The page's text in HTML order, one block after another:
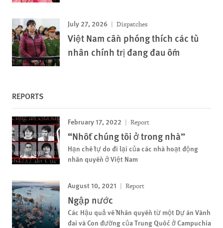
July 27, 2026 Dispatches
Việt Nam cần phóng thích các tù
nhân chính trị đang đau ốm
REPORTS
February 17, 2022 Report
“Nhốt chúng tôi ở trong nhà”
Hạn chế tự do đi lại của các nhà hoạt động
nhân quyền ở Việt Nam
August 10, 2021 Report
Ngập nước
Các Hậu quả về Nhân quyền từ một Dự án Vành
đai và Con đường của Trung Quốc ở Campuchia